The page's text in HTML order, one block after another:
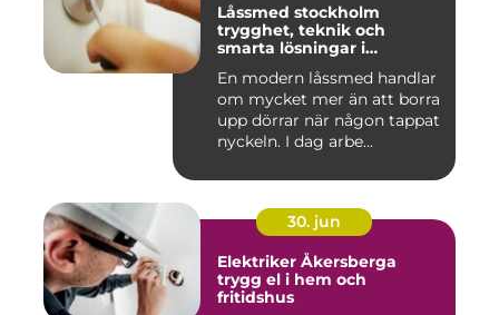
Låssmed stockholm
trygghet, teknik och
smarta lösningar i
En modern låssmed handlar
om mycket mer än att borra
upp dörrar när någon tappat
nyckeln. I dag arbe...
30. jun
Elektriker Åkersberga
trygg el i hem och
fritidshus